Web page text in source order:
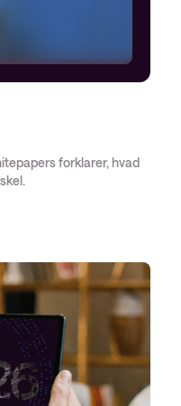
forklarer, hvad